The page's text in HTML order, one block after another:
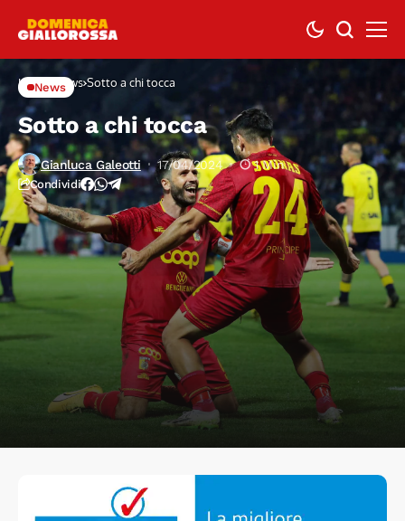
Home News Sotto a chi tocca
News
Sotto a chi tocca
Gianluca Galeotti 17/04/2024 1 Min
Condividi